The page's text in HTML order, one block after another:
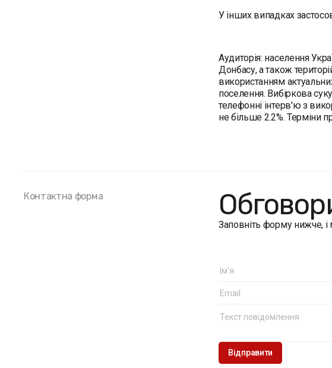
У інших випадках
Аудиторія: населення
Донбасу, а також
використанням
поселення. Вибіркова
телефонні інтерв'ю з
не більше 2.2%. Терміни
Контактна форма
Заповніть форму нижче,